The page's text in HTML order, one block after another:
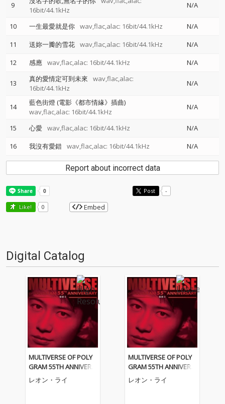
9
16bit/44.1kHz
N/A
10 一生最愛就是你 wav,flac,alac: 16bit/44.1kHz
N/A
11
送妳一瓣的雪花 wav,flac,alac: 16bit/44.1kHz
N/A
12
感應 wav,flac,alac: 16bit/44.1kHz N/A
13 真的愛情定可到未來
wav,flac,alac:
16bit/44.1kHz
N/A
14
藍色街燈 (電影《都市情緣》插曲)
wav,flac,alac: 16bit/44.1kHz
N/A
15 心愛 wav,flac,alac: 16bit/44.1kHz
N/A
16
我沒有愛錯 wav,flac,alac: 16bit/44.1kHz N/A
Report about incorrect data
Post -
Like! 0 Embed
Digital Catalog
MULTIVERSE OF POLY
GRAM 55TH ANNIVERS
ARY - 黎明 II
レオン・ライ
MULTIVERSE OF POLY
GRAM 55TH ANNIVERS
ARY - 黎明 II
レオン・ライ